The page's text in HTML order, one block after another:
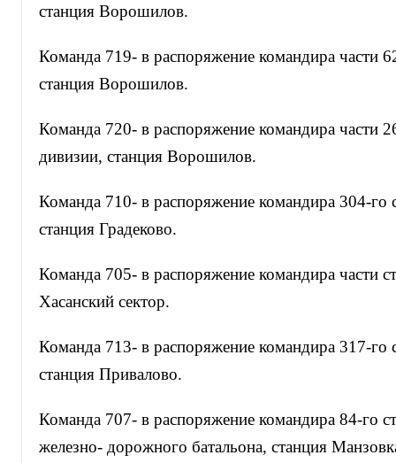
станция Ворошилов.
Команда 719- в распоряжение командира части
станция Ворошилов.
Команда 720- в распоряжение командира части
дивизии, станция Ворошилов.
Команда 710- в распоряжение командира 304-го
станция Градеково.
Команда 705- в распоряжение командира части
Хасанский сектор.
Команда 713- в распоряжение командира 317-го
станция Привалово.
Команда 707- в распоряжение командира 84-го
железно- дорожного батальона, станция